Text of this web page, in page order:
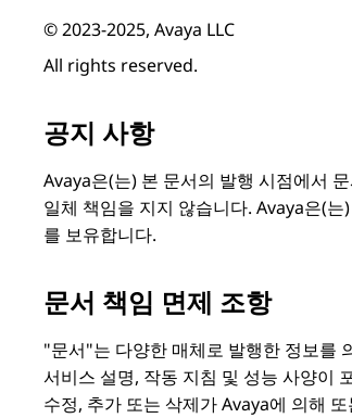
© 2023-2025, Avaya LLC
All rights reserved.
공지 사항
Avaya은(는) 본 문서의 발행 시점에서
일체 책임을 지지 않습니다. Avaya은(는
를 보유합니다.
문서 책임 면제 조항
문서 는 다양한 매체로 발행한 정보를
서비스 설명, 작동 지침 및 성능 사양이
수정, 추가 또는 삭제가Avaya에 의해